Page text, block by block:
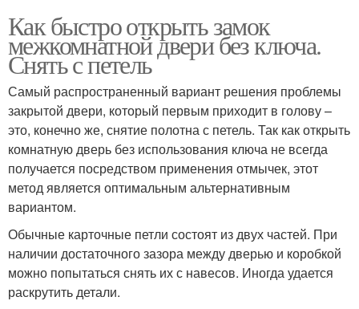
Как быстро открыть замок
межкомнатной двери без ключа.
Снять с петель
Самый распространенный вариант решения проблемы
закрытой двери, который первым приходит в голову –
это, конечно же, снятие полотна с петель. Так как открыть
комнатную дверь без использования ключа не всегда
получается посредством применения отмычек, этот
метод является оптимальным альтернативным
вариантом.
Обычные карточные петли состоят из двух частей. При
наличии достаточного зазора между дверью и коробкой
можно попытаться снять их с навесов. Иногда удается
раскрутить детали.